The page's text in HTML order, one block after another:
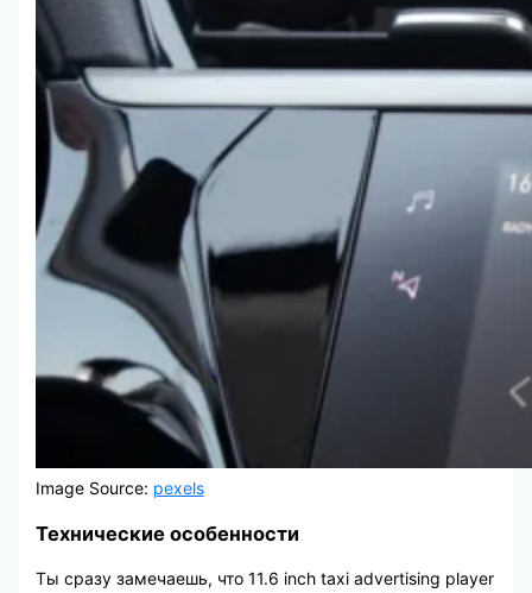
Image Source: pexels
Технические особенности
Ты сразу замечаешь, что 11.6 inch taxi advertising player